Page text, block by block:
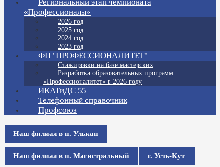
Региональный этап чемпионата
«Профессионалы»
2026 год
2025 год
2024 год
2023 год
ФП "ПРОФЕССИОНАЛИТЕТ"
Стажировки на базе мастерских
Разработка образовательных программ
«Профессионалитет» в 2026 году
ИКАТиДС 55
Телефонный справочник
Профсоюз
Наш филиал в п. Улькан
Наш филиал в п. Магистральный г. Усть-Кут